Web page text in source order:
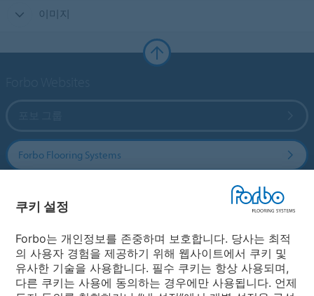
이미지
Forbo Flooring Systems
국가
국가 선택
쿠키 설정
Forbo는 개인정보를 존중하며 보호합니다. 당사는 최적
의 사용자 경험을 제공하기 위해 웹사이트에서 쿠키 및
유사한 기술을 사용합니다. 필수 쿠키는 항상 사용되며,
다른 쿠키는 사용에 동의하는 경우에만 사용됩니다. 언제